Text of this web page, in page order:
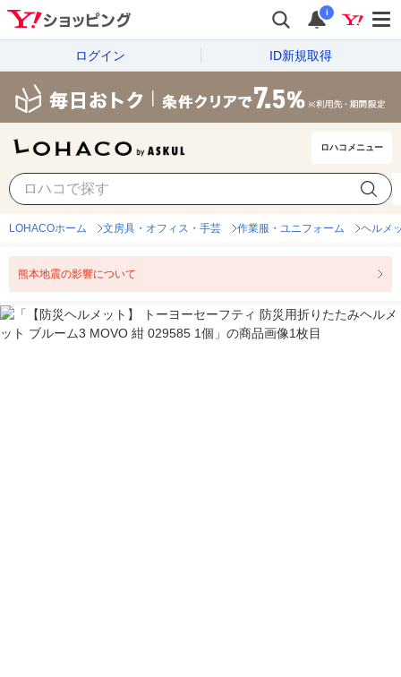
i
ログイン ID新規取得
ロハコメニュー
LOHACOホーム 文房具・オフィス・手芸 作業服・ユニフォーム ヘルメ
熊本地震の影響について